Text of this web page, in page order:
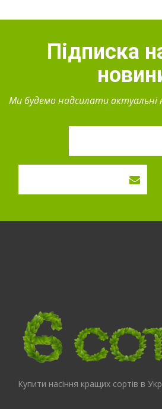
Підписка
Ми будемо надсилати актуальні
Купити насіння кращих сортів в